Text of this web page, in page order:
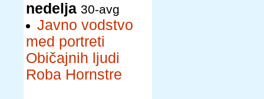
nedelja 30-avg
Javno vodstvo
med portreti
Običajnih ljudi
Roba Hornstre